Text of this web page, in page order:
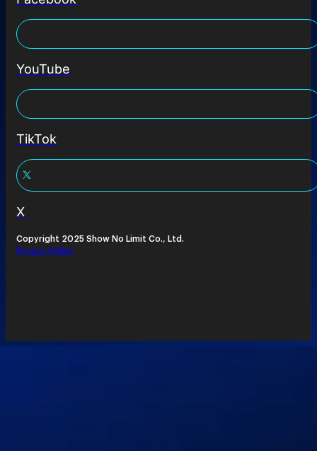
YouTube
TikTok
X
Copyright 2025 Show No Limit Co., Ltd.
Privacy Policy